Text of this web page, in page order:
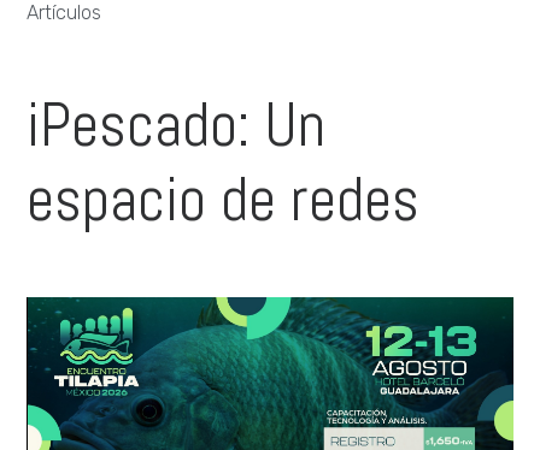
Artículos
iPescado: Un
espacio de redes